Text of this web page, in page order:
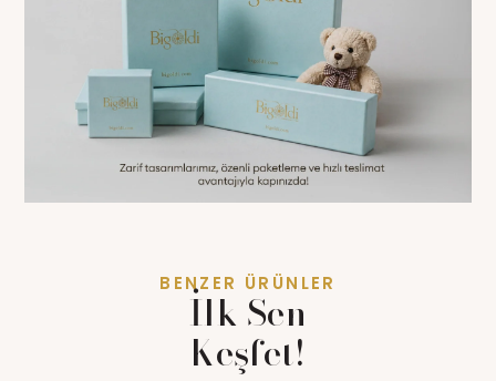
BENZER ÜRÜNLER
İlk Sen
Keşfet!